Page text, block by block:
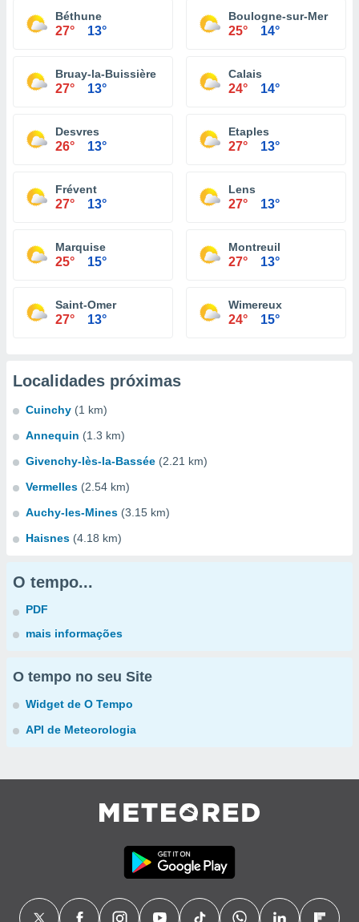
Béthune
27° 13°
Boulogne-sur-Mer
25° 14°
Bruay-la-Buissière
27° 13°
Calais
24° 14°
Desvres
26° 13°
Etaples
27° 13°
Frévent
27° 13°
Lens
27° 13°
Marquise
25° 15°
Montreuil
27° 13°
Saint-Omer
27° 13°
Wimereux
24° 15°
Localidades próximas
Cuinchy (1 km)
Annequin (1.3 km)
Givenchy-lès-la-Bassée (2.21 km)
Vermelles (2.54 km)
Auchy-les-Mines (3.15 km)
Haisnes (4.18 km)
O tempo...
PDF
mais informações
O tempo no seu Site
Widget de O Tempo
API de Meteorologia